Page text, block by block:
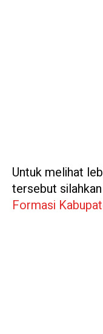
Untuk melihat
tersebut
Formasi